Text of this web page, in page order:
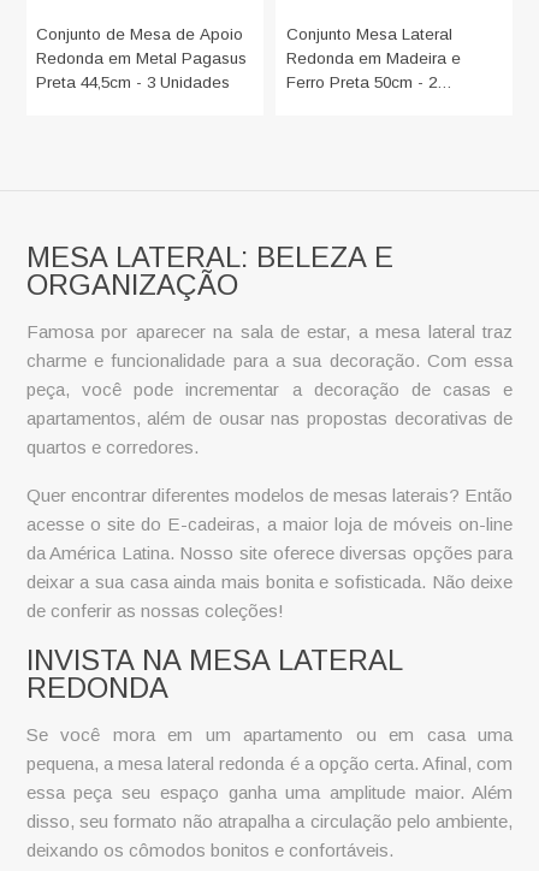
Conjunto de Mesa de Apoio
Redonda em Metal Pagasus
Preta 44,5cm - 3 Unidades
Conjunto Mesa Lateral
Redonda em Madeira e
Ferro Preta 50cm - 2
MESA LATERAL: BELEZA E
ORGANIZAÇÃO
Famosa por aparecer na sala de estar, amesa lateral traz
charme e funcionalidade para a sua decoração. Com essa
peça, você pode incrementar a decoração de casas e
apartamentos, além de ousar nas propostas decorativas de
quartos e corredores.
Quer encontrar diferentes modelos demesas laterais? Então
acesse o site do E-cadeiras, a maior loja de móveis on-line
da América Latina. Nosso site oferece diversas opções para
deixar a sua casa ainda mais bonita e sofisticada. Não deixe
de conferir as nossas coleções!
INVISTA NA MESA LATERAL
REDONDA
Se você mora em um apartamento ou em casa uma
pequena, a mesa lateral redonda é a opção certa. Afinal, com
essa peça seu espaço ganha uma amplitude maior. Além
disso, seu formato não atrapalha a circulação pelo ambiente,
deixando os cômodos bonitos e confortáveis.